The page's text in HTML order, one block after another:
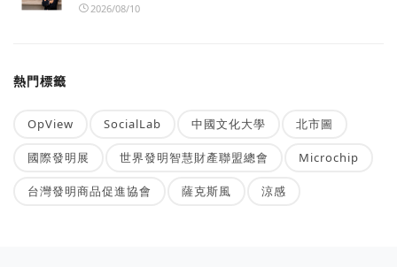
2026/08/10
熱門標籤
OpView SocialLab 中國文化大學 北市圖
國際發明展 世界發明智慧財產聯盟總會 Microchip
台灣發明商品促進協會 薩克斯風 涼感